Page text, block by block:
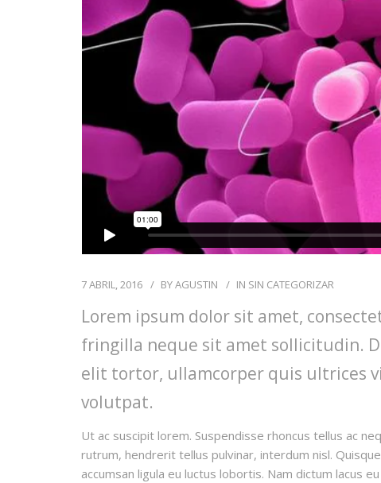
7 ABRIL, 2016 BYAGUSTIN IN SIN CATEGORIZAR
Lorem ipsum dolor sit amet,
fringilla neque sit amet sollicitudin.
elit tortor, ullamcorper quis ultrices
volutpat.
Ut ac suscipit lorem. Suspendisse rhoncus tellus ac
rutrum, hendrerit tellus pulvinar, interdum nisl.
accumsan ligula eu luctus lobortis. Nam dictum lacus